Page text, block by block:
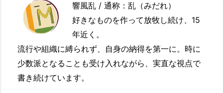
響風乱 / 通称：乱（みだれ）
好きなものを作って放牧し続け、15
年近く。
流行や組織に縛られず、自身の納得を第一に。時に
少数派となることも受け入れながら、実直な視点で
書き続けています。